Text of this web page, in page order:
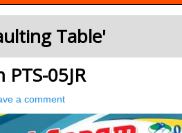
Table'
05JR
a comment